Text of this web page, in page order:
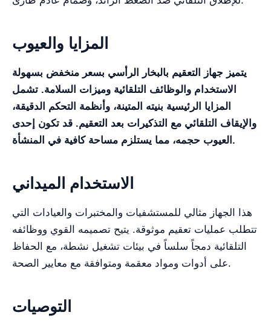
المزايا والعيوب
يتميز جهاز التعقيم بالبخار الرأسي بسعر منخفض بسهولة
الاستخدام والوظائف التلقائية وميزات السلامة. تشمل
المزايا الرئيسية بنيته المتينة، وأنظمة التحكم الدقيقة،
والإيقاف التلقائي مع التذكيرات بعد التعقيم. قد تكون إحدى
العيوب حجمه، مما يستلزم مساحة كافية في المنشأة.
الاستخدام الميداني
هذا الجهاز مثالي للمستشفيات والمختبرات والعيادات التي
تتطلب عمليات تعقيم موثوقة. يتيح تصميمه القوي ووظائفه
التلقائية دمجاً سلساً في بيئات تشغيل نشطة، مع الحفاظ
على أدوات ومواد معقمة ومتوافقة مع معايير الصحة.
التوصيات